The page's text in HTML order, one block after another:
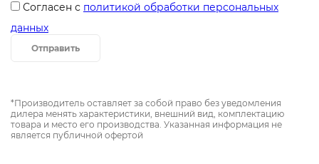
Согласен с политикой обработки персональных
данных
Отправить
*Производитель оставляет за собой право без уведомления
дилера менять характеристики, внешний вид, комплектацию
товара и место его производства. Указанная информация не
является публичной офертой